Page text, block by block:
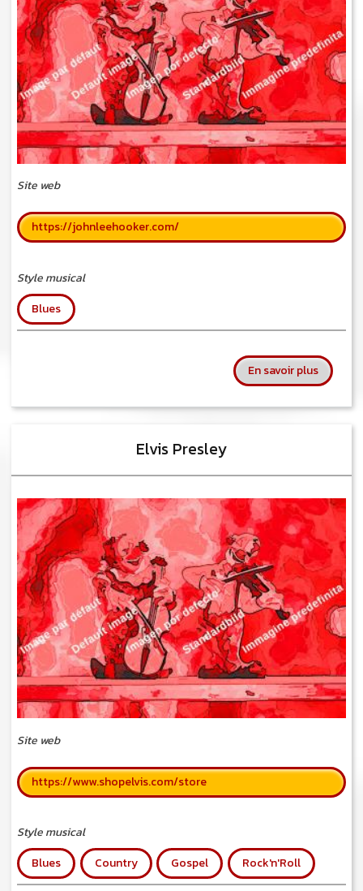
Site web
https://johnleehooker.com/
Style musical
Blues
En savoir plussur
Elvis Presley
Site web
https://www.shopelvis.com/store
Style musical
Blues
Country Gospel Rock'n'Roll